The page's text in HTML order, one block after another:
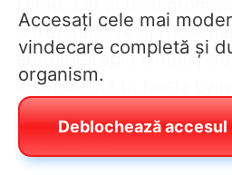
întreținând reciproc
antibioterapia simplă,
insuficientă în boala
scăderea ponderală
malignitate.
Accesați cele mai
vindecare completă și
organism.
Deblochează accesul